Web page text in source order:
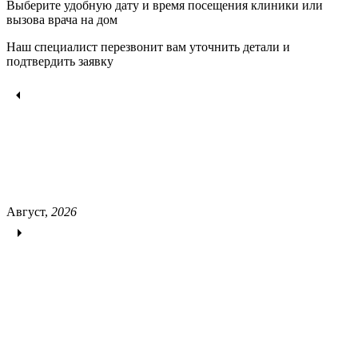
Выберите удобную дату и время посещения клиники или
вызова врача на дом
Наш специалист перезвонит вам уточнить детали и
подтвердить заявку
Август, 2026